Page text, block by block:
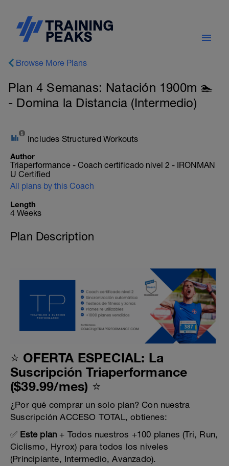
Browse More Plans
Plan 4 Semanas: Natación 1900m 🏊
- Domina la Distancia (Intermedio)
Includes Structured Workouts
Author
Triaperformance - Coach certificado nivel 2 - IRONMAN
U Certified
All plans by this Coach
Length
4 Weeks
Plan Description
⭐ OFERTA ESPECIAL: La
Suscripción Triaperformance
($39.99/mes) ⭐
¿Por qué comprar un solo plan? Con nuestra
Suscripción ACCESO TOTAL, obtienes:
✅ Este plan + Todos nuestros +100 planes (Tri, Run,
Ciclismo, Hyrox) para todos los niveles
(Principiante, Intermedio, Avanzado).